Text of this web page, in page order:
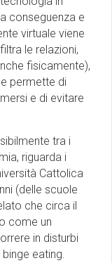
conseguenza e
virtuale viene
le relazioni,
fisicamente),
permette di
e di evitare
tra i
riguarda i
Cattolica
(delle scuole
che circa il
come un
in disturbi
eating.